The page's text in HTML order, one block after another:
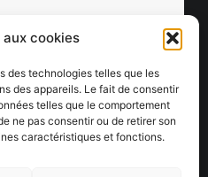
cookies
des technologies telles que les
des appareils. Le fait de consentir
telles que le comportement
ne pas consentir ou de retirer son
caractéristiques et fonctions.